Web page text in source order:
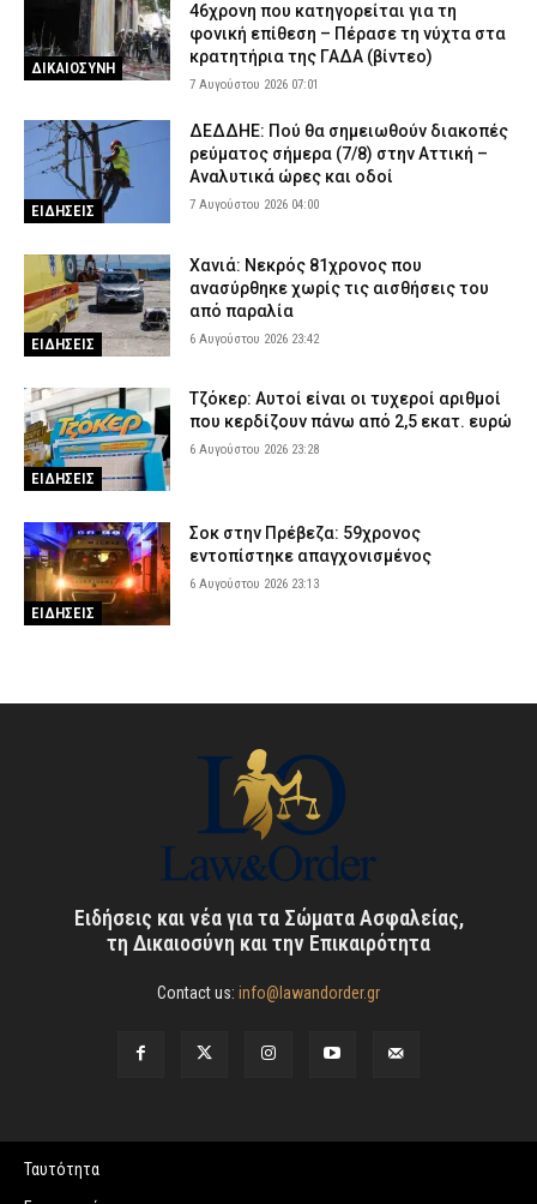
ΔΙΚΑΙΟΣΥΝΗ
46χρονη που κατηγορείται για τη
φονική επίθεση – Πέρασε τη νύχτα στα
κρατητήρια της ΓΑΔΑ (βίντεο)
7 Αυγούστου 2026 07:01
ΕΙΔΗΣΕΙΣ
ΔΕΔΔΗΕ: Πού θα σημειωθούν διακοπές
ρεύματος σήμερα (7/8) στην Αττική –
Αναλυτικά ώρες και οδοί
7 Αυγούστου 2026 04:00
ΕΙΔΗΣΕΙΣ
Χανιά: Νεκρός 81χρονος που
ανασύρθηκε χωρίς τις αισθήσεις του
από παραλία
6 Αυγούστου 2026 23:42
ΕΙΔΗΣΕΙΣ
Τζόκερ: Αυτοί είναι οι τυχεροί αριθμοί
που κερδίζουν πάνω από 2,5 εκατ. ευρώ
6 Αυγούστου 2026 23:28
ΕΙΔΗΣΕΙΣ
Σοκ στην Πρέβεζα: 59χρονος
εντοπίστηκε απαγχονισμένος
6 Αυγούστου 2026 23:13
Ειδήσεις και νέα για τα Σώματα Ασφαλείας,
τη Δικαιοσύνη και την Επικαιρότητα
Contact us: info@lawandorder.gr
Ταυτότητα